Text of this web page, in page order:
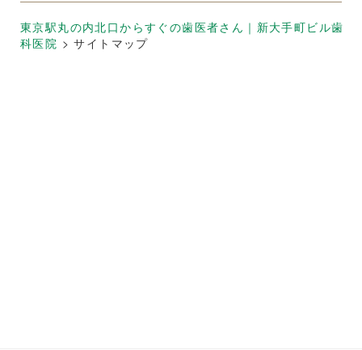
東京駅丸の内北口からすぐの歯医者さん｜新大手町ビル歯
科医院 >サイトマップ